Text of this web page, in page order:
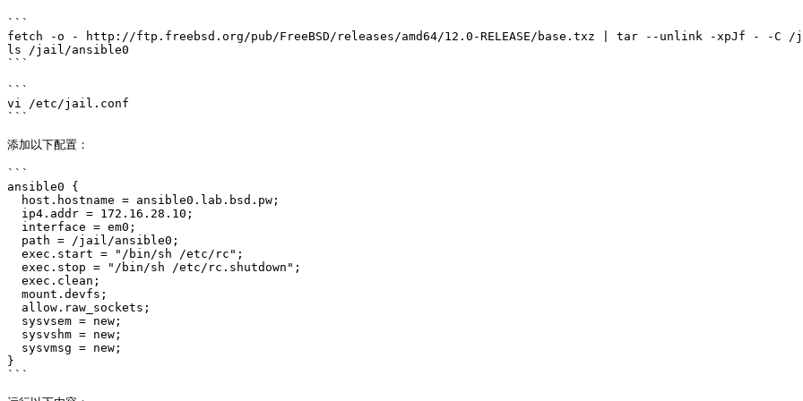
```
fetch -o - http://ftp.freebsd.org/pub/FreeBSD/releases/amd64/12.0-RELEASE/base.txz | tar --unlink -xpJf - -C
ls /jail/ansible0
```
```
vi /etc/jail.conf
```
添加以下配置：
```
ansible0 {
}
```